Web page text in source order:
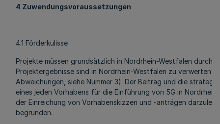
4 Zuwendungsvoraussetzungen
4.1 Förderkulisse
Projekte müssen grundsätzlich in Nordrhein-Westfalen
Projektergebnisse sind in Nordrhein-Westfalen zu verwerten
Abweichungen, siehe Nummer 3). Der Beitrag und die
eines jeden Vorhabens für die Einführung von 5G in
der Einreichung von Vorhabenskizzen und -anträgen
begründen.